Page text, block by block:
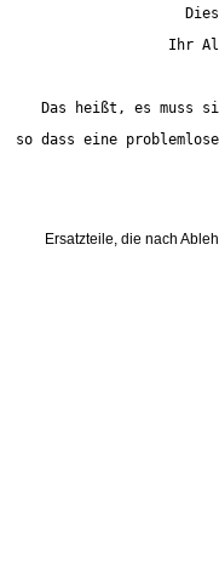
Ihr
Das heißt, es muss
so dass eine
Ersatzteile, die nach